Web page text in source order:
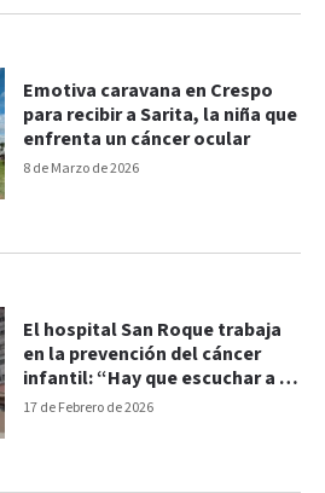
8 de Marzo de 2026
Emotiva caravana en Crespo
para recibir a Sarita, la niña que
enfrenta un cáncer ocular
17 de Febrero de 2026
El hospital San Roque trabaja
en la prevención del cáncer
infantil: “Hay que escuchar a la
familia”